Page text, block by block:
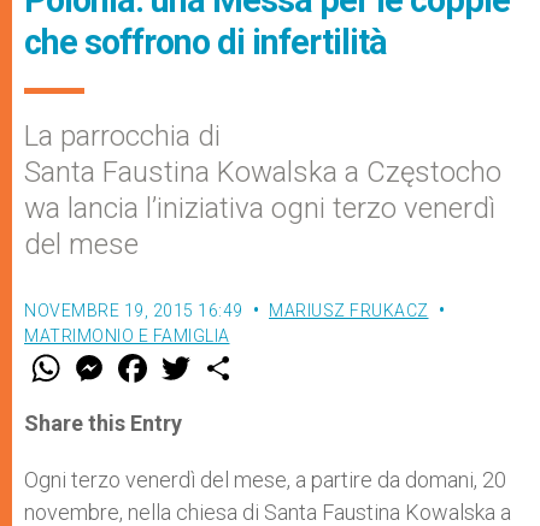
che soffrono di infertilità
La parrocchia di
Santa Faustina Kowalska a Częstocho
wa lancia l’iniziativa ogni terzo venerdì
del mese
NOVEMBRE 19, 2015 16:49
MARIUSZ FRUKACZ
MATRIMONIO E FAMIGLIA
W
t
s
p
p
M
e
s
e
g
e
r
F
a
e
b
o
k
w
r
Share this Entry
Ogni terzo venerdì del mese, a partire da domani, 20
novembre, nella chiesa di Santa Faustina Kowalska a